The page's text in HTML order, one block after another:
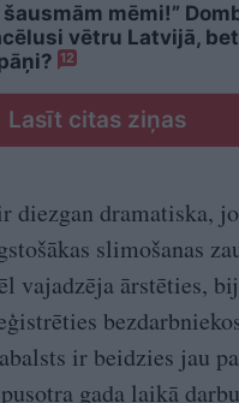
šausmām mēmi!”
vētru Latvijā,
12
Lasīt citas ziņas
diezgan dramatiska,
slimošanas
vajadzēja ārstēties,
ir beidzies jau
gada laikā